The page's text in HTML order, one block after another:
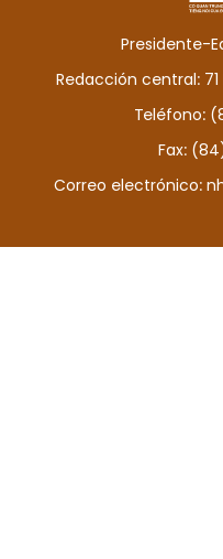
Presidente-
Redacción central:
Teléfono:
Fax:
Correo electrónico: